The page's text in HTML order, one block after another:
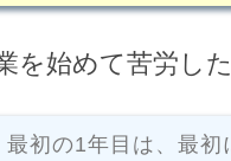
を始めて苦労し
初の1年目は、最初